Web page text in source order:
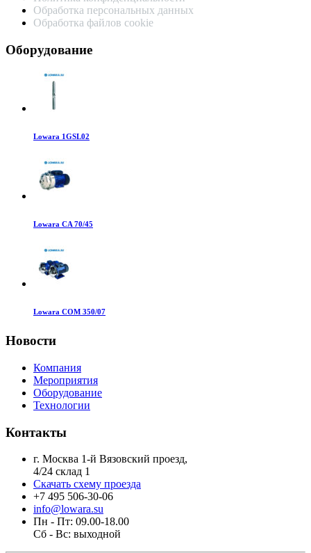
Обработка персональных данных
Обработка файлов cookie
Оборудование
Lowara 1GSL02
Lowara CA 70/45
Lowara COM 350/07
Новости
Компания
Мероприятия
Оборудование
Технологии
Контакты
г. Москва 1-й Вязовский проезд,
4/24 склад 1
Скачать схему проезда
+7 495 506-30-06
info@lowara.su
Пн - Пт: 09.00-18.00
Сб - Вс: выходной